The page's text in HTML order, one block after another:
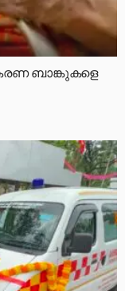
ബാങ്കുകളെ